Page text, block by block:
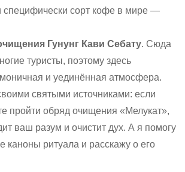
специфически сорт кофе в мире —
Гунунг Кави Себату. Сюда
туристы, поэтому здесь
и уединённая атмосфера.
святыми источниками: если
пройти обряд очищения «Мелукат»,
ваш разум и очистит дух. А я помогу
каноны ритуала и расскажу о его